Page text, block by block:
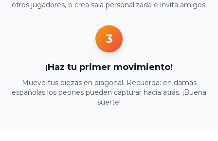
otros jugadores, o crea sala personalizada e invita amigos.
3
¡Haz tu primer movimiento!
Mueve tus piezas en diagonal. Recuerda: en damas
españolas los peones pueden capturar hacia atrás. ¡Buena
suerte!